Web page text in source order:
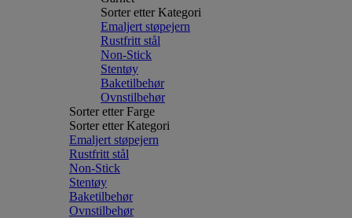
Sorter etter Kategori
Emaljert støpejern
Rustfritt stål
Non-Stick
Stentøy
Baketilbehør
Ovnstilbehør
Sorter etter Farge
Sorter etter Kategori
Emaljert støpejern
Rustfritt stål
Non-Stick
Stentøy
Baketilbehør
Ovnstilbehør